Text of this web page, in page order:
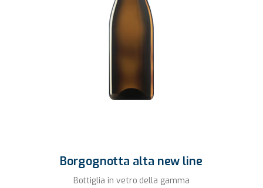
Borgognotta alta new line
Bottiglia in vetro della gamma